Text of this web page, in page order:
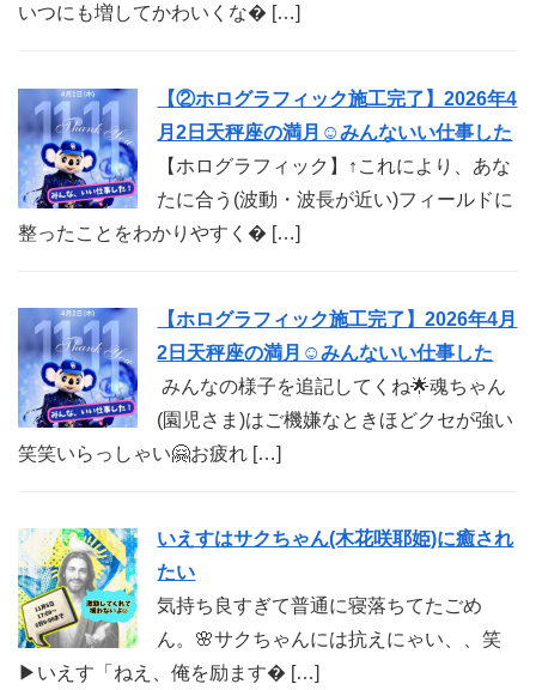
いつにも増してかわいくな� […]
【②ホログラフィック施工完了】2026年4
月2日天秤座の満月☺︎みんないい仕事した
【ホログラフィック】↑これにより、あな
たに合う(波動・波長が近い)フィールドに
整ったことをわかりやすく� […]
【ホログラフィック施工完了】2026年4月
2日天秤座の満月☺︎みんないい仕事した
みんなの様子を追記してくね🌟魂ちゃん
(園児さま)はご機嫌なときほどクセが強い
笑笑いらっしゃい🤗お疲れ […]
いえすはサクちゃん(木花咲耶姫)に癒され
たい
気持ち良すぎて普通に寝落ちてたごめ
ん。🌸サクちゃんには抗えにゃい、、笑
▶︎いえす「ねえ、俺を励ます� […]